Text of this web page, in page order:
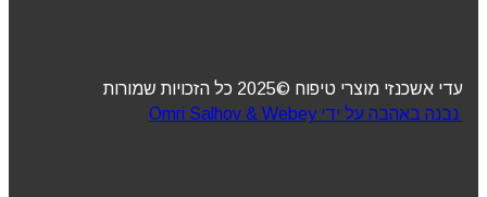
עדי אשכנזי מוצרי טיפוח ©2025 כל הזכויות שמורות
נבנה באהבה על ידי Omri Salhov & Webey